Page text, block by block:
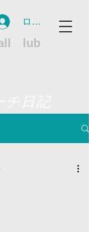
ログイン
lub